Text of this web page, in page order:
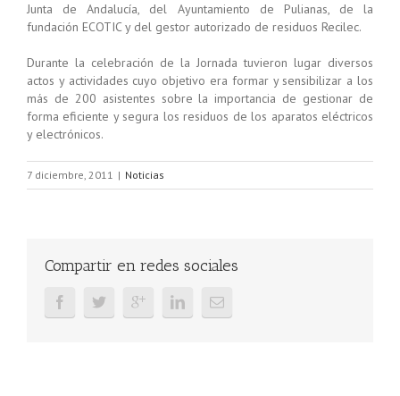
Junta de Andalucía, del Ayuntamiento de Pulianas, de la
fundación ECOTIC y del gestor autorizado de residuos Recilec.
Durante la celebración de la Jornada tuvieron lugar diversos
actos y actividades cuyo objetivo era formar y sensibilizar a los
más de 200 asistentes sobre la importancia de gestionar de
forma eficiente y segura los residuos de los aparatos eléctricos
y electrónicos.
7 diciembre, 2011 | Noticias
Compartir en redes sociales